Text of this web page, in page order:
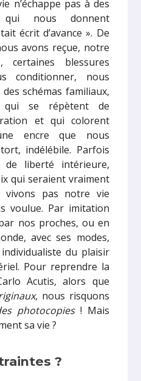
n’échappe pas à des
qui nous donnent
écrit d’avance ». De
avons reçue, notre
certaines blessures
conditionner, nous
schémas familiaux,
se répètent de
et qui colorent
encre que nous
indélébile. Parfois
de liberté intérieure,
qui seraient vraiment
pas notre vie
voulue. Par imitation
nos proches, ou en
avec ses modes,
du plaisir
Pour reprendre la
Acutis, alors que
, nous risquons
photocopies! Mais
sa vie ?
?